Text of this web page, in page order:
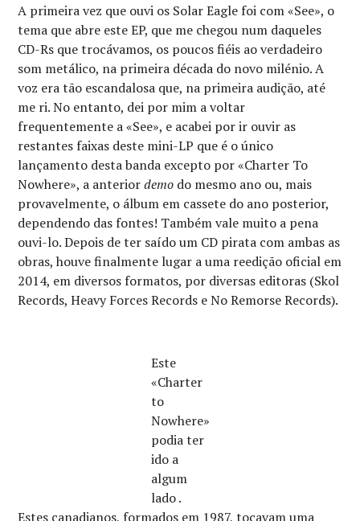
A primeira vez que ouvi os Solar Eagle foi com «See», o
tema que abre este EP, que me chegou num daqueles
CD-Rs que trocávamos, os poucos fiéis ao verdadeiro
som metálico, na primeira década do novo milénio. A
voz era tão escandalosa que, na primeira audição, até
me ri. No entanto, dei por mim a voltar
frequentemente a «See», e acabei por ir ouvir as
restantes faixas deste mini-LP que é o único
lançamento desta banda excepto por «Charter To
Nowhere», a anteriordemo do mesmo ano ou, mais
provavelmente, o álbum em cassete do ano posterior,
dependendo das fontes! Também vale muito a pena
ouvi-lo. Depois de ter saído um CD pirata com ambas as
obras, houve finalmente lugar a uma reedição oficial em
2014, em diversos formatos, por diversas editoras (Skol
Records, Heavy Forces Records e No Remorse Records).
Este
«Charter
to
Nowhere»
podia ter
ido a
algum
lado .
Estes canadianos, formados em 1987, tocavam uma